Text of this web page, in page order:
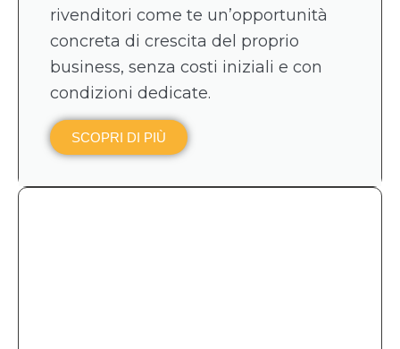
rivenditori come te un’opportunità
concreta di crescita del proprio
business, senza costi iniziali e con
condizioni dedicate.
SCOPRI DI PIÙ